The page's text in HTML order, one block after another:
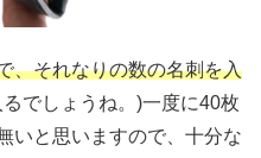
、それなりの数の名刺を入
でしょうね。)一度に40枚
いと思いますので、十分な